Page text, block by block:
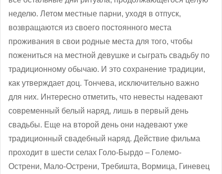
неделю. Летом местные парни, уходя в отпуск,
возвращаются из своего постоянного места
проживания в свои родные места для того, чтобы
пожениться на местной девушке и сыграть свадьбу по
традиционному обычаю. И это сохранение традиции,
как утверждает доц. Тончева, исключительно важно
для них. Интересно отметить, что невесты надевают
современный белый наряд, лишь в первый день
свадьбы. Еще на второй день они надевают уже
традиционный свадебный наряд. Действие фильма
проходит в шести селах Голо-Бырдо – Големо-
Острени, Мало-Острени, Требишта, Вормица, Гиневец